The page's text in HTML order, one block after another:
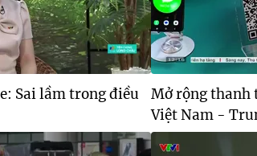
Sai lầm trong điều
Mở rộng thanh
Việt Nam -